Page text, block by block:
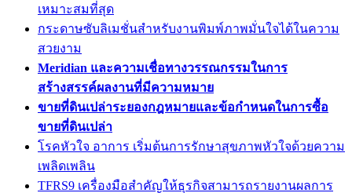
เหมาะสมที่สุด
กระดาษซับลิเมชั่นสำหรับงานพิมพ์ภาพมั่นใจได้ในความ
สวยงาม
Meridian และความเชื่อทางวรรณกรรมในการ
สร้างสรรค์ผลงานที่มีความหมาย
ขายที่ดินเปล่าระยองกฎหมายและข้อกำหนดในการซื้อ
ขายที่ดินเปล่า
โรคหัวใจ อาการ เริ่มต้นการรักษาสุขภาพหัวใจด้วยความ
เพลิดเพลิน
TFRS9 เครื่องมือสำคัญให้ธุรกิจสามารถรายงานผลการ